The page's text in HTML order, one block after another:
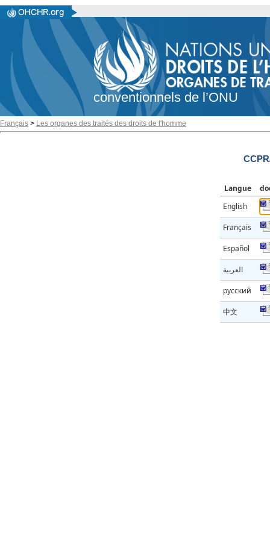
conventionnels de l’ONU
Français > Les organes des traités des droits de l'homme
Langue
English
Français
Español
العربية
русский
中文